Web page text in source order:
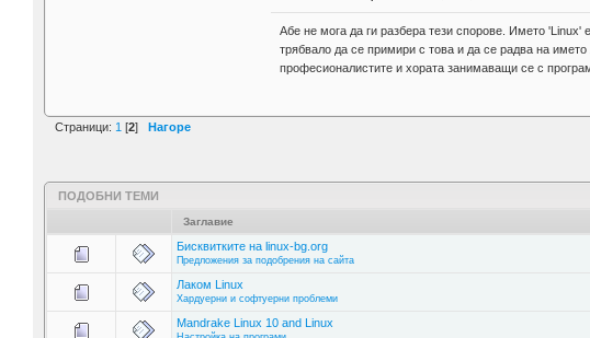
Абе не мога да ги разбера тези спорове. Името
трябвало да се примири с това и да се радва на
професионалистите и хората занимаващи се с
Страници: 1 [2] Нагоре
ПОДОБНИ ТЕМИ
Заглавие
Бисквитките на linux-bg.org
Предложения за подобрения на сайта
Лаком Linux
Хардуерни и софтуерни проблеми
Mandrake Linux 10 and Linux